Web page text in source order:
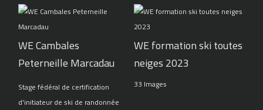
WE Cambales
Peterneille Marcadau
Stage fédéral de certification
d'initiateur de ski de randonnée
WE formation ski toutes
neiges 2023
33 Images